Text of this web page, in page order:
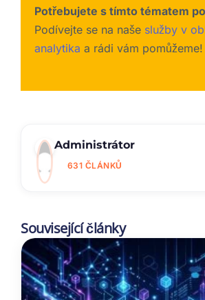
Potřebujete s tímto tématem
Podívejte se na naše služby v
analytika a rádi vám pomůžeme!
Administrátor
631 ČLÁNKŮ
Související články